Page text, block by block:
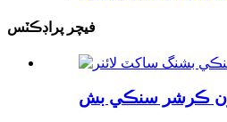
فيچر پراڊڪٽس